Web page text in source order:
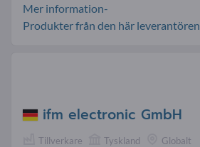
Mer information-
Produkter från den här leverantören
ifm electronic GmbH
Tillverkare Tyskland Globalt